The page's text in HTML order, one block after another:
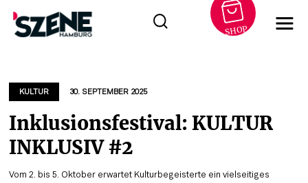
springen
SHOP
KULTUR 30. SEPTEMBER 2025
Inklusionsfestival: KULTUR
INKLUSIV #2
Vom 2. bis 5. Oktober erwartet Kulturbegeisterte ein vielseitiges